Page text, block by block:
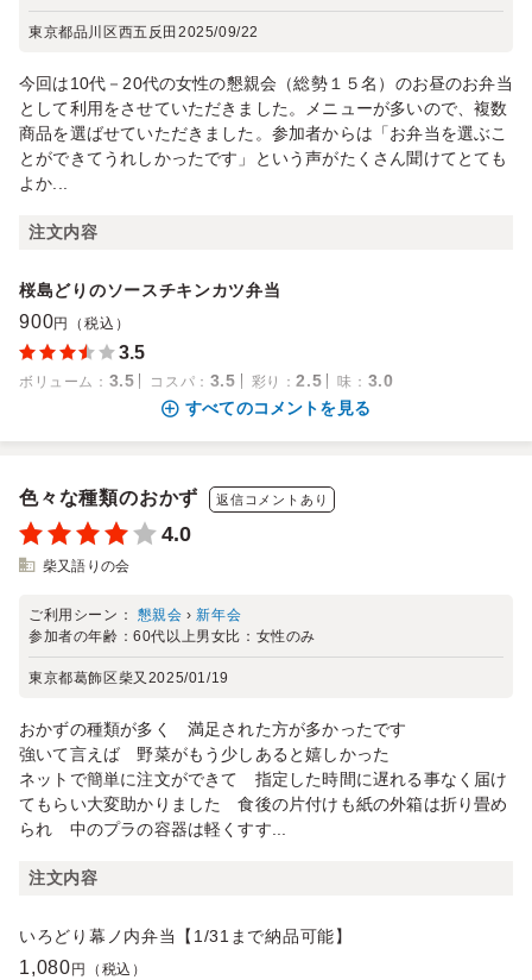
東京都品川区西五反田 2025/09/22
今回は10代－20代の女性の懇親会（総勢１５名）のお昼のお弁当
として利用をさせていただきました。メニューが多いので、複数
商品を選ばせていただきました。参加者からは「お弁当を選ぶこ
とができてうれしかったです」という声がたくさん聞けてとても
よか...
注文内容
桜島どりのソースチキンカツ弁当
900円（税込）
3.5
ボリューム ： 3.5 コスパ ： 3.5 彩り ：2.5 味 ： 3.0
すべてのコメントを見る
色々な種類のおかず 返信コメントあり
4.0
柴又語りの会
ご利用シーン： 懇親会 ›新年会
参加者の年齢：60代以上男女比： 女性のみ
東京都葛飾区柴又 2025/01/19
おかずの種類が多く 満足された方が多かったです
強いて言えば 野菜がもう少しあると嬉しかった
ネットで簡単に注文ができて 指定した時間に遅れる事なく届け
てもらい大変助かりました 食後の片付けも紙の外箱は折り畳め
られ 中のプラの容器は軽くすす...
注文内容
いろどり幕ノ内弁当【1/31まで納品可能】
1,080 円（税込）